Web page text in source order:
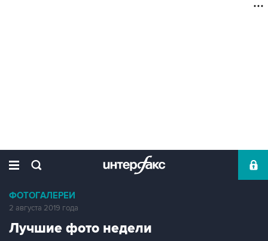
ФОТОГАЛЕРЕИ
2 августа 2019 года
Лучшие фото недели